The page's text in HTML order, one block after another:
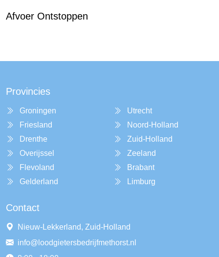
Afvoer Ontstoppen
Provincies
Groningen
Friesland
Drenthe
Overijssel
Flevoland
Gelderland
Utrecht
Noord-Holland
Zuid-Holland
Zeeland
Brabant
Limburg
Contact
Nieuw-Lekkerland, Zuid-Holland
info@loodgietersbedrijfmethorst.nl